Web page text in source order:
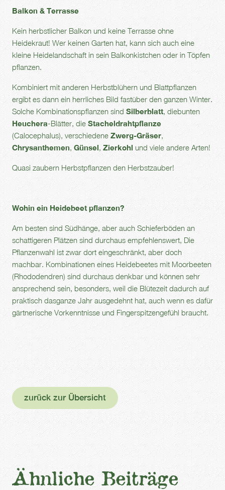
Balkon & Terrasse
Kein herbstlicher Balkon und keine Terrasse ohne
Heidekraut! Wer keinen Garten hat, kann sich auch eine
kleine Heidelandschaft in sein Balkonkistchen oder in Töpfen
pflanzen.
Kombiniert mit anderen Herbstblühern und Blattpflanzen
ergibt es dann ein herrliches Bild fastüber den ganzen Winter.
Solche Kombinationspflanzen sind Silberblatt, diebunten
Heuchera-Blätter, die Stacheldrahtpflanze
(Calocephalus), verschiedene Zwerg-Gräser,
Chrysanthemen, Günsel, Zierkohl und viele andere Arten!
Quasi zaubern Herbstpflanzen den Herbstzauber!
Wohin ein Heidebeet pflanzen?
Am besten sind Südhänge, aber auch Schieferböden an
schattigeren Plätzen sind durchaus empfehlenswert, Die
Pflanzenwahl ist zwar dort eingeschränkt, aber doch
machbar. Kombinationen eines Heidebeetes mit Moorbeeten
(Rhododendren) sind durchaus denkbar und können sehr
ansprechend sein, besonders, weil die Blütezeit dadurch auf
praktisch dasganze Jahr ausgedehnt hat, auch wenn es dafür
gärtnerische Vorkenntnisse und Fingerspitzengefühl braucht.
zurück zur Übersicht
Ähnliche Beiträge